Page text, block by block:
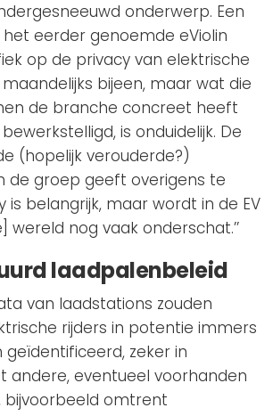
onderwerp. Een
eerder genoemde eViolin
op de privacy van elektrische
bijeen, maar wat die
de branche concreet heeft
is onduidelijk. De
(hopelijk verouderde?)
de groep geeft overigens te
is belangrijk, maar wordt in de EV
wereld nog vaak onderschat.’’
laadpalenbeleid
van laadstations zouden
rijders in potentie immers
zeker in
andere, eventueel voorhanden
bijvoorbeeld omtrent